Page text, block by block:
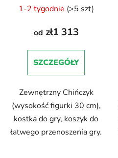
1-2 tygodnie (>5 szt)
od zł1 313
SZCZEGÓŁY
Zewnętrzny Chińczyk
(wysokość figurki 30 cm),
kostka do gry, koszyk do
łatwego przenoszenia gry.